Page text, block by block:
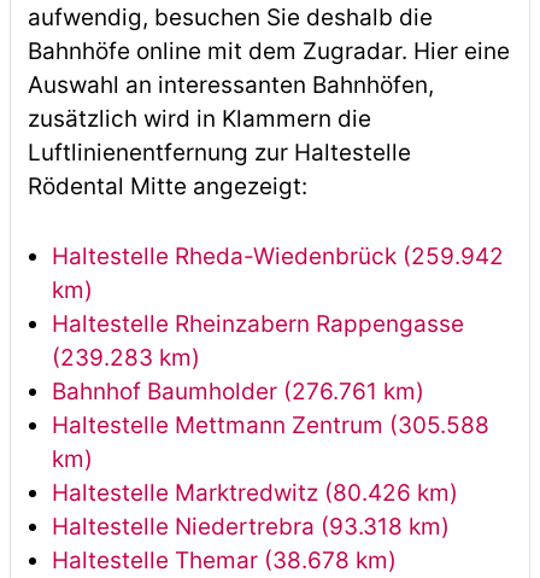
aufwendig, besuchen Sie deshalb die
Bahnhöfe online mit dem Zugradar. Hier eine
Auswahl an interessanten Bahnhöfen,
zusätzlich wird in Klammern die
Luftlinienentfernung zur Haltestelle
Rödental Mitte angezeigt:
Haltestelle Rheda-Wiedenbrück (259.942
km)
Haltestelle Rheinzabern Rappengasse
(239.283 km)
Bahnhof Baumholder (276.761 km)
Haltestelle Mettmann Zentrum (305.588
km)
Haltestelle Marktredwitz (80.426 km)
Haltestelle Niedertrebra (93.318 km)
Haltestelle Themar (38.678 km)